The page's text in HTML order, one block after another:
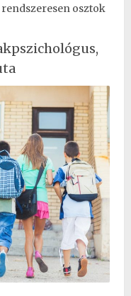
rendszeresen osztok